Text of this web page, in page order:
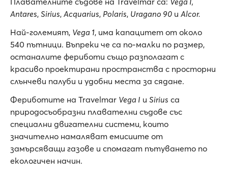
Antares, Sirius, Acquarius, Polaris, Uragano 90 и Alcor.
Най-големият, Vega 1, има капацитет от около
540 пътници. Въпреки че са по-малки по размер,
останалите фериботи също разполагат с
красиво проектирани пространства с просторни
слънчеви палуби и удобни места за сядане.
Фериботите на Travelmar Vega I и Sirius са
природосъобразни плавателни съдове със
специални двигателни системи, които
значително намаляват емисиите от
замърсяващи газове и спомагат пътуването по
екологичен начин.